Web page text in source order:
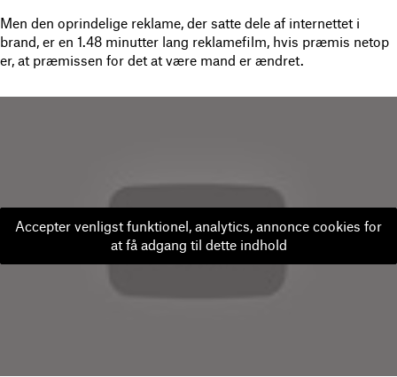
Men den oprindelige reklame, der satte dele af internettet i
brand, er en 1.48 minutter lang reklamefilm, hvis præmis netop
er, at præmissen for det at være mand er ændret.
Accepter venligst funktionel, analytics, annonce cookies for
at få adgang til dette indhold